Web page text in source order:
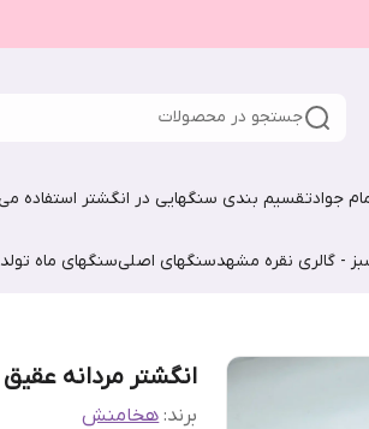
جستجو در محصولات
جوادتقسیم بندی سنگهایی در انگشتر استفاده
- گالری نقره مشهدسنگهای اصلیسنگهای ماه تولد
انگشتر مردانه عقیق سرخ
برند: هخامنش